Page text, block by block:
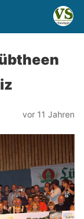
vor 11 Jahren